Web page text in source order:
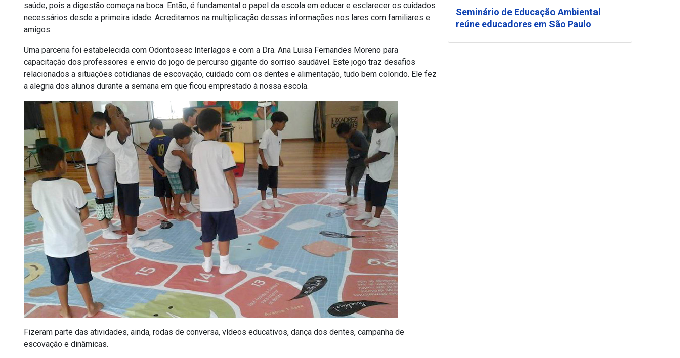
saúde, pois a digestão começa na boca. Então, é fundamental o papel da escola em educar e esclarecer os cuidados
necessários desde a primeira idade. Acreditamos na multiplicação dessas informações nos lares com familiares e
amigos.
Uma parceria foi estabelecida com Odontosesc Interlagos e com a Dra. Ana Luisa Fernandes Moreno para
capacitação dos professores e envio do jogo de percurso gigante do sorriso saudável. Este jogo traz desafios
relacionados a situações cotidianas de escovação, cuidado com os dentes e alimentação, tudo bem colorido. Ele fez
a alegria dos alunos durante a semana em que ficou emprestado à nossa escola.
Fizeram parte das atividades, ainda, rodas de conversa, vídeos educativos, dança dos dentes, campanha de
escovação e dinâmicas.
Seminário de Educação Ambiental
reúne educadores em São Paulo